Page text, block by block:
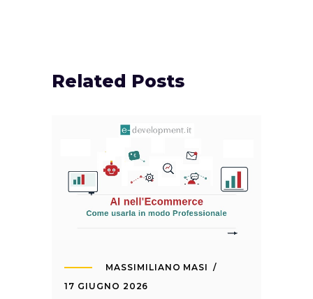
Related Posts
MASSIMILIANO MASI
17 GIUGNO 2026